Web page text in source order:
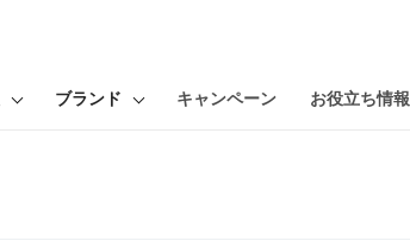
ブランド キャンペーン お役立ち情報